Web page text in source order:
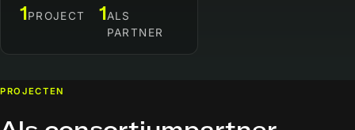
1PROJECT 1ALS
PARTNER
PROJECTEN